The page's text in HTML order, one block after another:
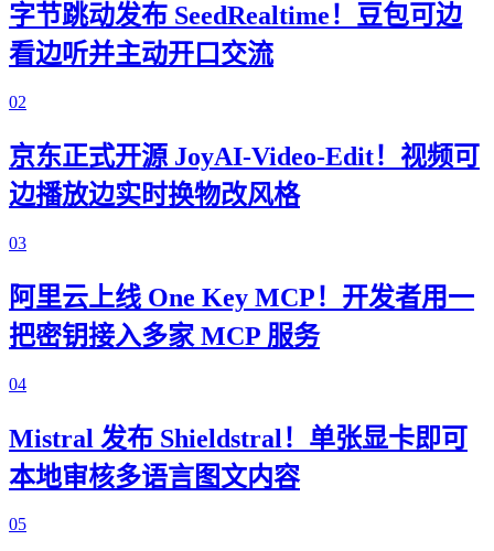
字节跳动发布 SeedRealtime！豆包可边
看边听并主动开口交流
02
京东正式开源 JoyAI-Video-Edit！视频可
边播放边实时换物改风格
03
阿里云上线 One Key MCP！开发者用一
把密钥接入多家 MCP 服务
04
Mistral 发布 Shieldstral！单张显卡即可
本地审核多语言图文内容
05